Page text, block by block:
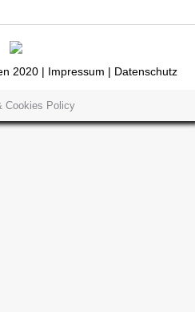
2020 | Impressum | Datenschutz
Cookies Policy